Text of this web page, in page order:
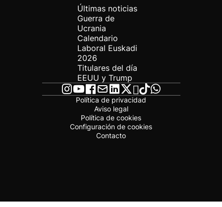
Últimas noticias
Guerra de
Ucrania
Calendario
Laboral Euskadi
2026
Titulares del día
EEUU y Trump
Política de privacidad
Aviso legal
Política de cookies
Configuración de cookies
Contacto